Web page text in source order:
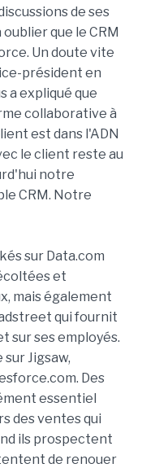
de ses
que le CRM
Un doute vite
président en
a expliqué que
collaborative à
est dans l'ADN
le client reste au
notre
CRM. Notre
sur Data.com
et
mais également
qui fournit
sur ses employés.
Jigsaw,
Des
essentiel
des ventes qui
ils prospectent
de renouer